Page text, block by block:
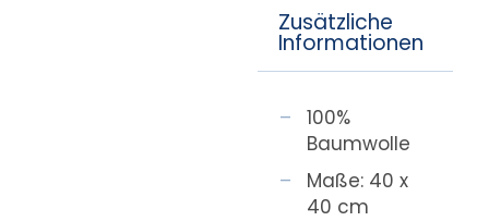
Zusätzliche
Informationen
100%
Baumwolle
Maße: 40 x
40 cm